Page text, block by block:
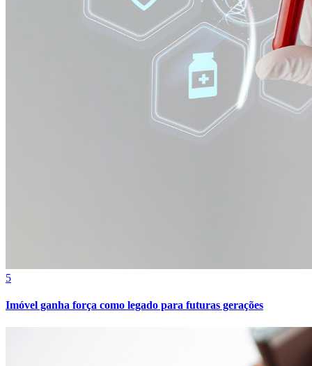
5
Imóvel ganha força como legado para futuras gerações